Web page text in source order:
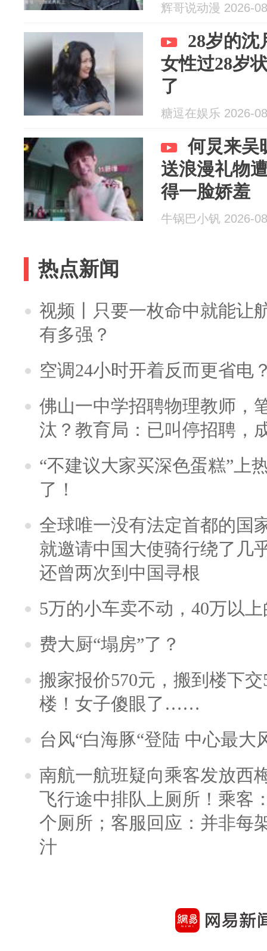
辉哥说动漫 2026-
28岁的沈
女性过28岁
了
糖逗在娱乐 2026-
何炅来吴
送浪漫礼物
得一脸娇羞
牛锅巴小钒 2026-
热点新闻
视频丨只要一枚命中就能让
有多强？
空调24小时开着反而更省电
佛山一中学招聘物理教师，
汰？教育局：已叫停招聘，
“不建议大家买深色蛋糕”上
了！
全球唯一没有法定首都的国
就邀请中国大使骑行绕了几
还曾两次到中国寻根
5万的小车卖不动，40万以
费大厨“塌房”了？
搬家报价570元，搬到楼下
楼！女子傻眼了……
台风“白海豚“登陆 中心最大
南航一航班疑向乘客发放西
飞行途中排队上厕所！乘客
个厕所；客服回应：并非每
汁